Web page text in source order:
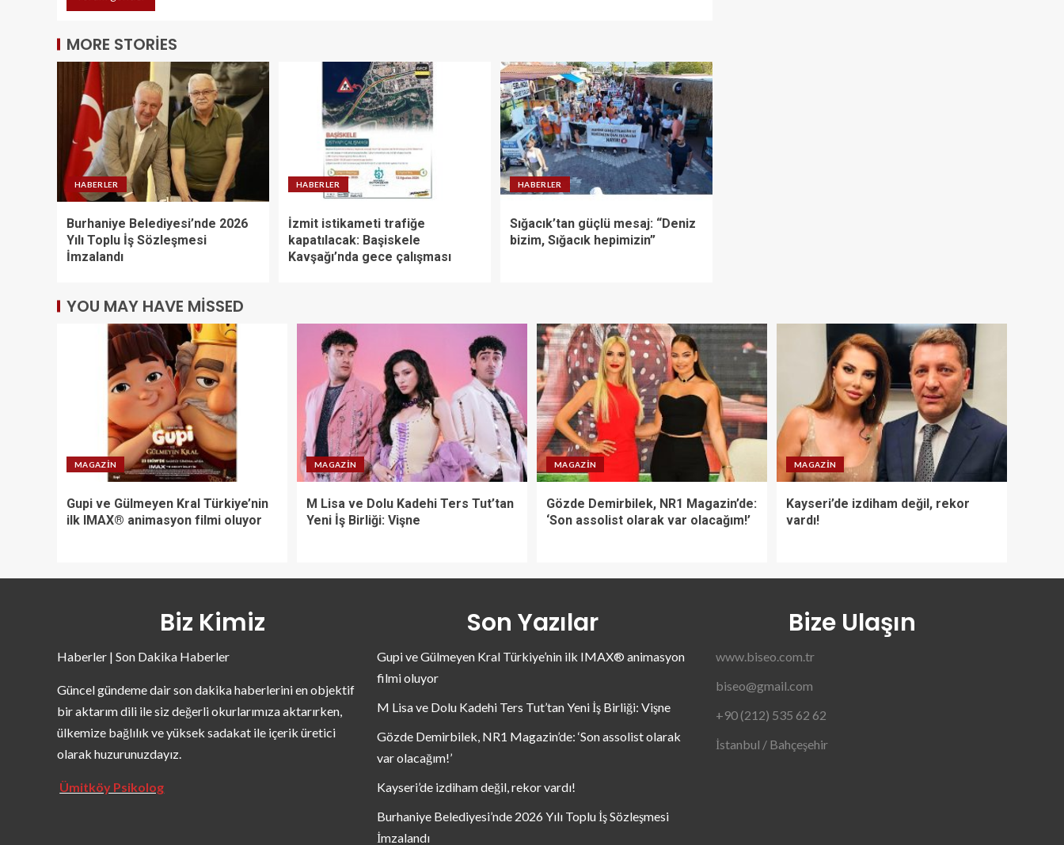
MORE STORIES
HABERLER
Burhaniye Belediyesi’nde 2026
Yılı Toplu İş Sözleşmesi
İmzalandı
HABERLER
İzmit istikameti trafiğe
kapatılacak: Başiskele
Kavşağı’nda gece çalışması
HABERLER
Sığacık’tan güçlü mesaj: “Deniz
bizim, Sığacık hepimizin”
YOU MAY HAVE MISSED
MAGAZIN
Gupi ve Gülmeyen Kral Türkiye’nin
ilk IMAX® animasyon filmi oluyor
MAGAZIN
M Lisa ve Dolu Kadehi Ters Tut’tan
Yeni İş Birliği: Vişne
MAGAZIN
Gözde Demirbilek, NR1 Magazin’de:
‘Son assolist olarak var olacağım!’
MAGAZIN
Kayseri’de izdiham değil, rekor
vardı!
Biz Kimiz
Haberler | Son Dakika Haberler
Güncel gündeme dair son dakika haberlerini en objektif
bir aktarım dili ile siz değerli okurlarımıza aktarırken,
ülkemize bağlılık ve yüksek sadakat ile içerik üretici
olarak huzurunuzdayız.
Ümitköy Psikolog
Son Yazılar
Gupi ve Gülmeyen Kral Türkiye’nin ilk IMAX® animasyon
filmi oluyor
M Lisa ve Dolu Kadehi Ters Tut’tan Yeni İş Birliği: Vişne
Gözde Demirbilek, NR1 Magazin’de: ‘Son assolist olarak
var olacağım!’
Kayseri’de izdiham değil, rekor vardı!
Burhaniye Belediyesi’nde 2026 Yılı Toplu İş Sözleşmesi
İmzalandı
Bize Ulaşın
www.biseo.com.tr
biseo@gmail.com
+90 (212) 535 62 62
İstanbul / Bahçeşehir